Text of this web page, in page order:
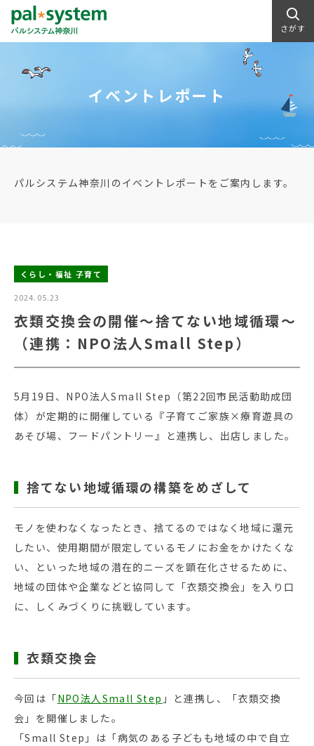
さがす
イベントレポート
パルシステム神奈川のイベントレポートをご案内します。
くらし・福祉 子育て
2024.05.23
衣類交換会の開催～捨てない地域循環～
（連携：NPO法人Small Step）
5月19日、NPO法人Small Step（第22回市民活動助成団
体）が定期的に開催している『子育てご家族×療育遊具の
あそび場、フードパントリー』と連携し、出店しました。
捨てない地域循環の構築をめざして
モノを使わなくなったとき、捨てるのではなく地域に還元
したい、使用期間が限定しているモノにお金をかけたくな
い、といった地域の潜在的ニーズを顕在化させるために、
地域の団体や企業などと協同して「衣類交換会」を入り口
に、しくみづくりに挑戦しています。
衣類交換会
今回は「NPO法人Small Step 」と連携し、「衣類交換
会」を開催しました。
「Small Step」は「病気のある子どもも地域の中で自立